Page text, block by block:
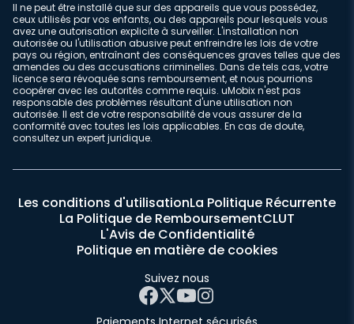
Il ne peut être installé que sur des appareils que vous possédez,
ceux utilisés par vos enfants, ou des appareils pour lesquels vous
avez une autorisation explicite à surveiller. L'installation non
autorisée ou l'utilisation abusive peut enfreindre les lois de votre
pays ou région, entraînant des conséquences graves telles que des
amendes ou des accusations criminelles. Dans de tels cas, votre
licence sera révoquée sans remboursement, et nous pourrions
coopérer avec les autorités comme requis. uMobix n'est pas
responsable des problèmes résultant d'une utilisation non
autorisée. Il est de votre responsabilité de vous assurer de la
conformité avec toutes les lois applicables. En cas de doute,
consultez un expert juridique.
Les conditions d'utilisationLa Politique Récurrente
La Politique de RemboursementCLUT
L'Avis de Confidentialité
Politique en matière de cookies
Suivez nous